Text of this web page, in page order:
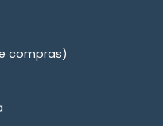
compras)